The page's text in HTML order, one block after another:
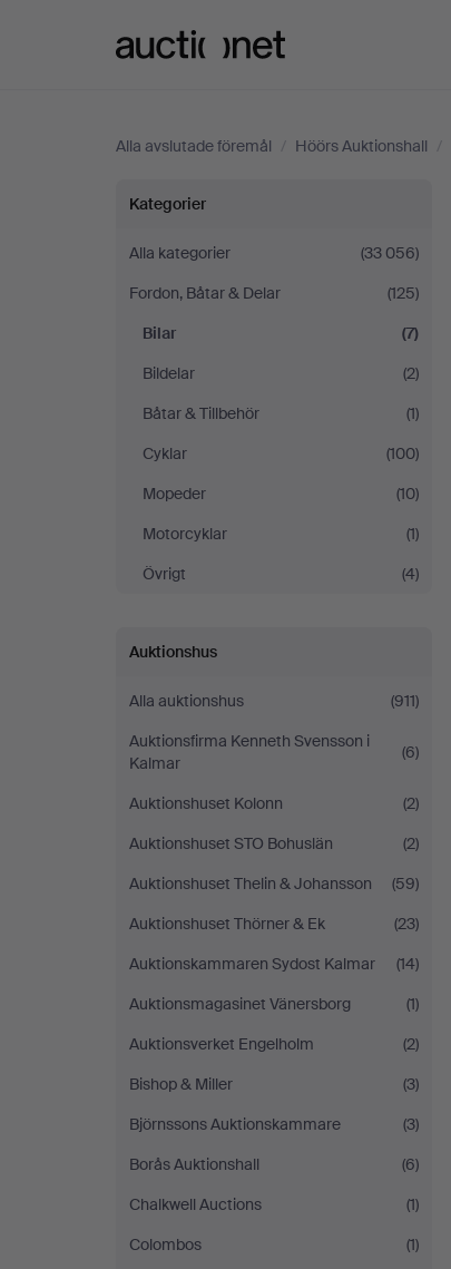
Alla avslutade föremål / Höörs Auktionshall /
Bilar
på
Höörs
Auktionshall
Kategorier
Alla kategorier
(33 056)
Fordon, Båtar & Delar
(125)
Bilar
(7)
Bildelar
(2)
Båtar & Tillbehör
(1)
Cyklar
(100)
Mopeder
(10)
Motorcyklar
(1)
Övrigt
(4)
Auktionshus
Alla auktionshus
(911)
Auktionsfirma Kenneth Svensson i
Kalmar
(6)
Auktionshuset Kolonn
(2)
Auktionshuset STO Bohuslän
(2)
Auktionshuset Thelin & Johansson
(59)
Auktionshuset Thörner & Ek
(23)
Auktionskammaren Sydost Kalmar
(14)
Auktionsmagasinet Vänersborg
(1)
Auktionsverket Engelholm
(2)
Bishop & Miller
(3)
Björnssons Auktionskammare
(3)
Borås Auktionshall
(6)
Chalkwell Auctions
(1)
Colombos
(1)